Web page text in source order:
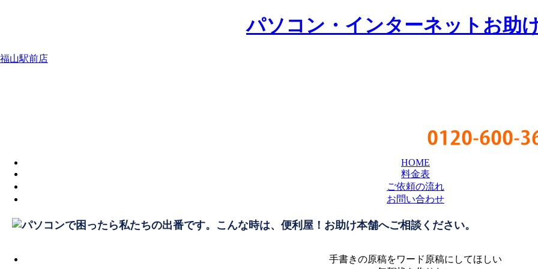
パソコン・インターネットお助
福山駅前店
0120-600-
HOME
料金表
ご依頼の流れ
お問い合わせ
手書きの原稿をワード原稿にしてほしい